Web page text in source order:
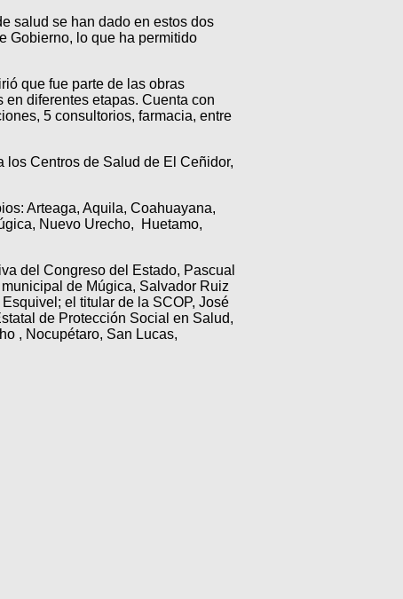
salud se han dado en estos dos
Gobierno, lo que ha permitido
que fue parte de las obras
diferentes etapas. Cuenta con
5 consultorios, farmacia, entre
los Centros de Salud de El Ceñidor,
Arteaga, Aquila, Coahuayana,
Nuevo Urecho, Huetamo,
del Congreso del Estado, Pascual
de Múgica, Salvador Ruiz
el titular de la SCOP, José
de Protección Social en Salud,
, Nocupétaro, San Lucas,